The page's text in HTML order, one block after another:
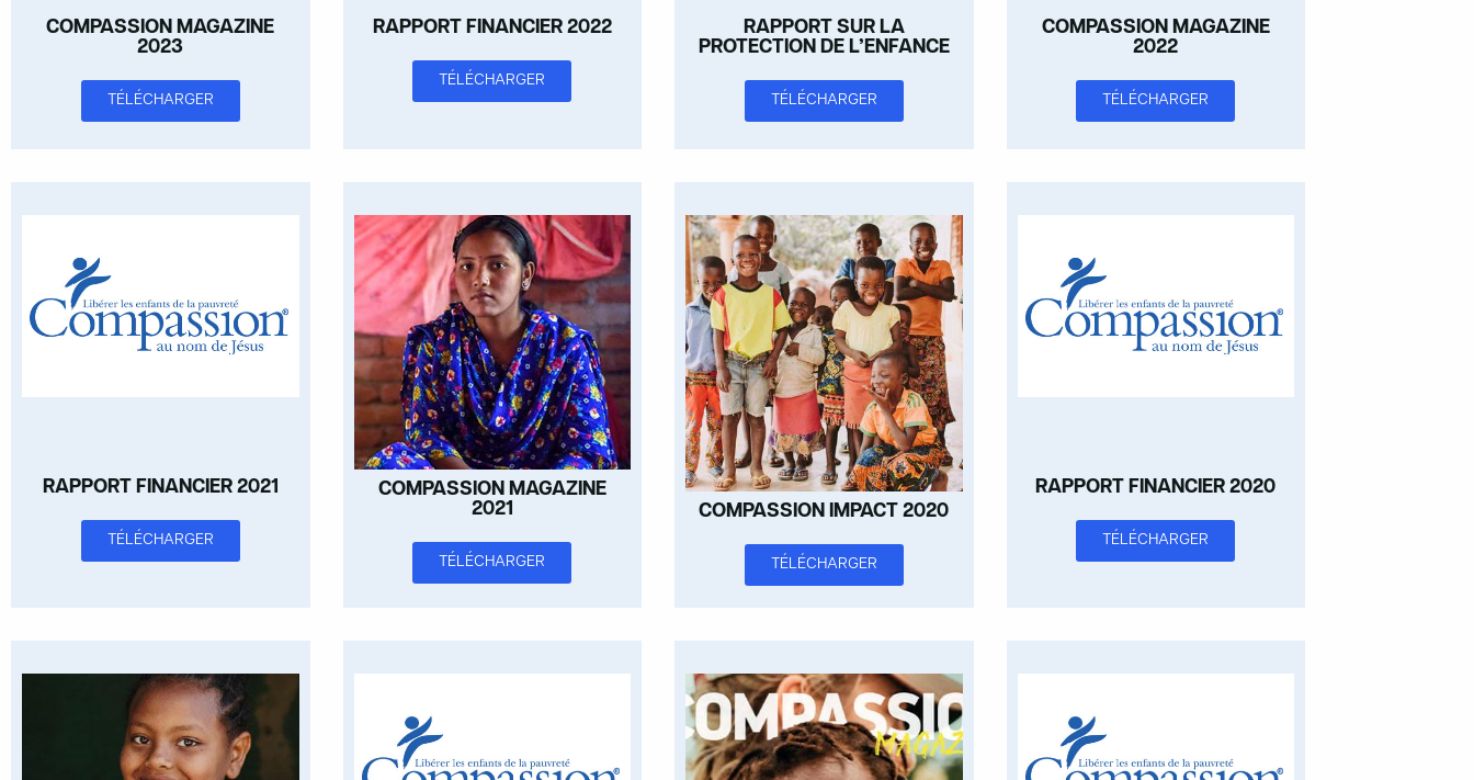
COMPASSION MAGAZINE
2023
TÉLÉCHARGER
RAPPORT FINANCIER 2022
TÉLÉCHARGER
RAPPORT SUR LA
PROTECTION DE L’ENFANCE
TÉLÉCHARGER
COMPASSION MAGAZINE
2022
TÉLÉCHARGER
RAPPORT FINANCIER 2021
TÉLÉCHARGER
COMPASSION MAGAZINE
2021
TÉLÉCHARGER
COMPASSION IMPACT 2020
TÉLÉCHARGER
RAPPORT FINANCIER 2020
TÉLÉCHARGER